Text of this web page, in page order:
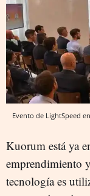
Evento de LightSpeed
Kuorum está ya
emprendimiento
tecnología es